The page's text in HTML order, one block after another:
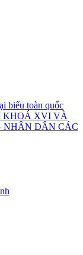
biểu toàn quốc
KHOÁ XVI VÀ
DÂN CÁC